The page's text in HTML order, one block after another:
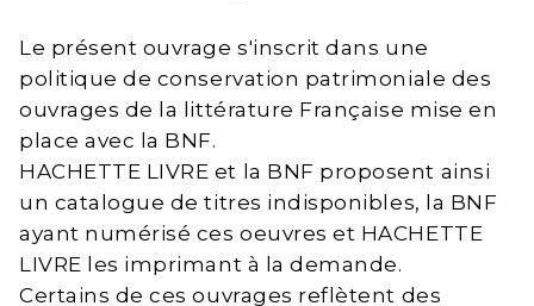
Le présent ouvrage s'inscrit dans une
politique de conservation patrimoniale des
ouvrages de la littérature Française mise en
place avec la BNF.
HACHETTE LIVRE et la BNF proposent ainsi
un catalogue de titres indisponibles, la BNF
ayant numérisé ces oeuvres et HACHETTE
LIVRE les imprimant à la demande.
Certains de ces ouvrages reflètent des